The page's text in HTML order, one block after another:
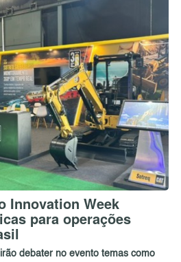
Innovation Week
para operações
debater no evento temas como